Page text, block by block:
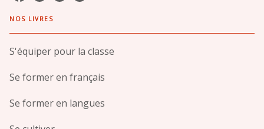
NOS LIVRES
S'équiper pour la classe
Se former en français
Se former en langues